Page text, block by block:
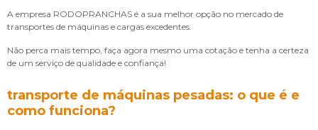
A empresa RODOPRANCHAS é a sua melhor opção no mercado de
transportes de máquinas e cargas excedentes.
Não perca mais tempo, faça agora mesmo uma cotação e tenha a certeza
de um serviço de qualidade e confiança!
transporte de máquinas pesadas: o que é e
como funciona?